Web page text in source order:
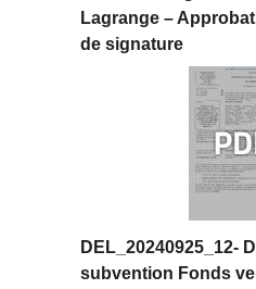
Lagrange –
de signature
DEL_20240925_12-
subvention Fonds